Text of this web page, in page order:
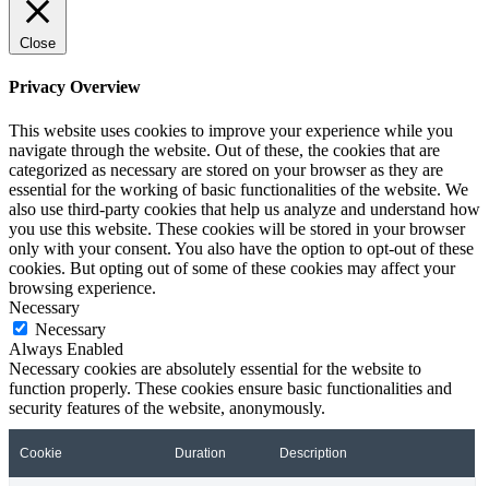
Close
Privacy Overview
This website uses cookies to improve your experience while you
navigate through the website. Out of these, the cookies that are
categorized as necessary are stored on your browser as they are
essential for the working of basic functionalities of the website. We
also use third-party cookies that help us analyze and understand how
you use this website. These cookies will be stored in your browser
only with your consent. You also have the option to opt-out of these
cookies. But opting out of some of these cookies may affect your
browsing experience.
Necessary
Necessary
Always Enabled
Necessary cookies are absolutely essential for the website to
function properly. These cookies ensure basic functionalities and
security features of the website, anonymously.
Cookie Duration Description